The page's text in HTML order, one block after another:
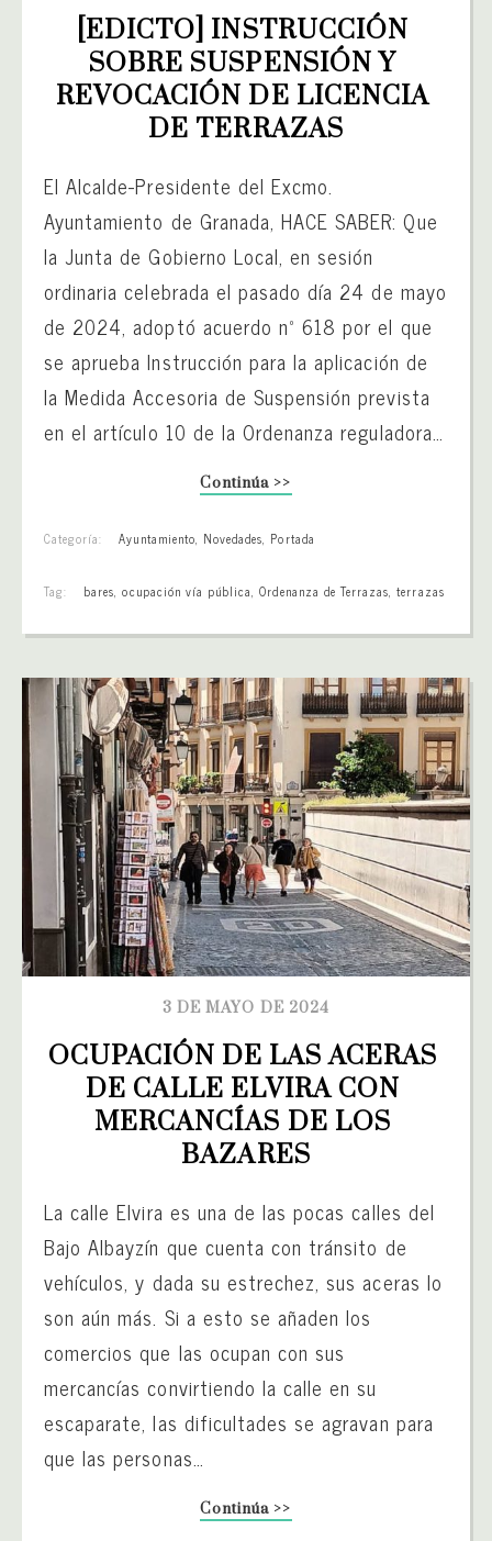
[EDICTO] INSTRUCCIÓN
SOBRE SUSPENSIÓN Y
REVOCACIÓN DE LICENCIA
DE TERRAZAS
El Alcalde-Presidente del Excmo.
Ayuntamiento de Granada, HACE SABER: Que
la Junta de Gobierno Local, en sesión
ordinaria celebrada el pasado día 24 de mayo
de 2024, adoptó acuerdo nº 618 por el que
se aprueba Instrucción para la aplicación de
la Medida Accesoria de Suspensión prevista
en el artículo 10 de la Ordenanza reguladora…
Continúa >>
Categoría: Ayuntamiento, Novedades, Portada
Tag: bares,ocupación vía pública,Ordenanza de Terrazas,terrazas
3 DE MAYO DE 2024
OCUPACIÓN DE LAS ACERAS
DE CALLE ELVIRA CON
MERCANCÍAS DE LOS
BAZARES
La calle Elvira es una de las pocas calles del
Bajo Albayzín que cuenta con tránsito de
vehículos, y dada su estrechez, sus aceras lo
son aún más. Si a esto se añaden los
comercios que las ocupan con sus
mercancías convirtiendo la calle en su
escaparate, las dificultades se agravan para
que las personas…
Continúa >>